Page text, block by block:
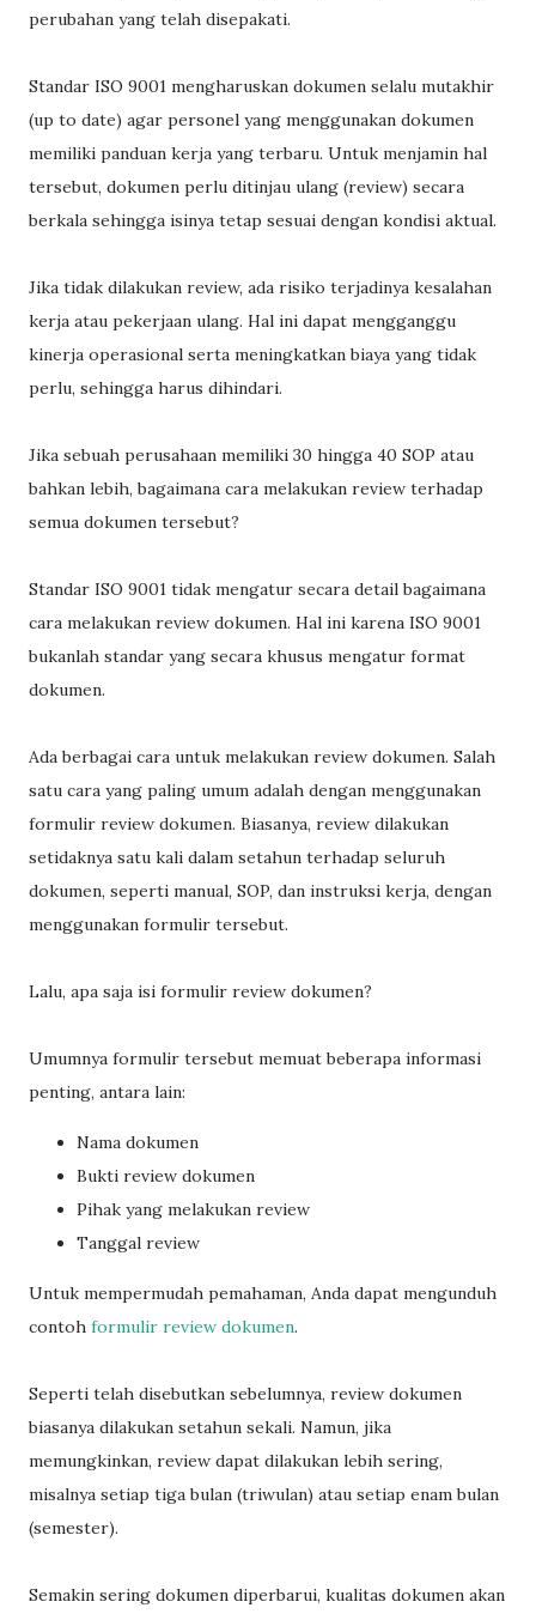
perubahan yang telah disepakati.
Standar ISO 9001 mengharuskan dokumen selalu mutakhir
(up to date) agar personel yang menggunakan dokumen
memiliki panduan kerja yang terbaru. Untuk menjamin hal
tersebut, dokumen perlu ditinjau ulang (review) secara
berkala sehingga isinya tetap sesuai dengan kondisi aktual.
Jika tidak dilakukan review, ada risiko terjadinya kesalahan
kerja atau pekerjaan ulang. Hal ini dapat mengganggu
kinerja operasional serta meningkatkan biaya yang tidak
perlu, sehingga harus dihindari.
Jika sebuah perusahaan memiliki 30 hingga 40 SOP atau
bahkan lebih, bagaimana cara melakukan review terhadap
semua dokumen tersebut?
Standar ISO 9001 tidak mengatur secara detail bagaimana
cara melakukan review dokumen. Hal ini karena ISO 9001
bukanlah standar yang secara khusus mengatur format
dokumen.
Ada berbagai cara untuk melakukan review dokumen. Salah
satu cara yang paling umum adalah dengan menggunakan
formulir review dokumen. Biasanya, review dilakukan
setidaknya satu kali dalam setahun terhadap seluruh
dokumen, seperti manual, SOP, dan instruksi kerja, dengan
menggunakan formulir tersebut.
Lalu, apa saja isi formulir review dokumen?
Umumnya formulir tersebut memuat beberapa informasi
penting, antara lain:
Nama dokumen
Bukti review dokumen
Pihak yang melakukan review
Tanggal review
Untuk mempermudah pemahaman, Anda dapat mengunduh
contoh formulir review dokumen.
Seperti telah disebutkan sebelumnya, review dokumen
biasanya dilakukan setahun sekali. Namun, jika
memungkinkan, review dapat dilakukan lebih sering,
misalnya setiap tiga bulan (triwulan) atau setiap enam bulan
(semester).
Semakin sering dokumen diperbarui, kualitas dokumen akan